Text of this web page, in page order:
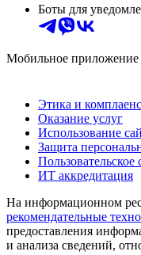
Боты для
Мобильное приложение
Этика и комплаенс
Оказание услуг
Использование
Защита
Пользовательское
ИТ аккредитация
На информационном
рекомендательные
предоставления
и анализа сведений,